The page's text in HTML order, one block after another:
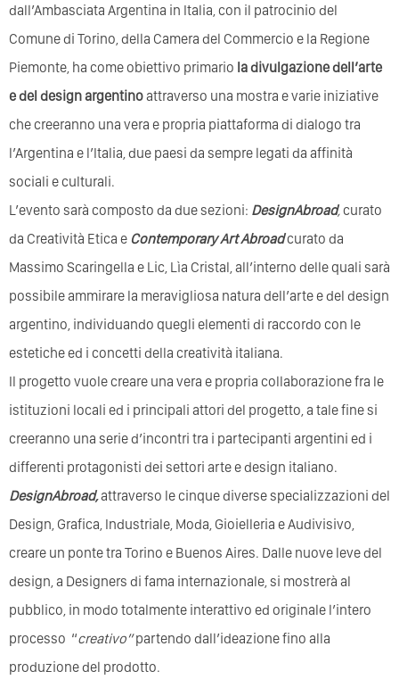
dall’Ambasciata Argentina in Italia, con il patrocinio del
Comune di Torino, della Camera del Commercio e la Regione
Piemonte, ha come obiettivo primario la divulgazione dell’arte
e del design argentinoattraverso una mostra e varie iniziative
che creeranno una vera e propria piattaforma di dialogo tra
l’Argentina e l’Italia, due paesi da sempre legati da affinità
sociali e culturali.
L’evento sarà composto da due sezioni: DesignAbroad,curato
da Creatività Etica e Contemporary Art Abroadcurato da
Massimo Scaringella e Lic, Lìa Cristal, all’interno delle quali sarà
possibile ammirare la meravigliosa natura dell’arte e del design
argentino, individuando quegli elementi di raccordo con le
estetiche ed i concetti della creatività italiana.
Il progetto vuole creare una vera e propria collaborazione fra le
istituzioni locali ed i principali attori del progetto, a tale fine si
creeranno una serie d’incontri tra i partecipanti argentini ed i
differenti protagonisti dei settori arte e design italiano.
DesignAbroad,attraverso le cinque diverse specializzazioni del
Design, Grafica, Industriale, Moda, Gioielleria e Audivisivo,
creare un ponte tra Torino e Buenos Aires. Dalle nuove leve del
design, a Designers di fama internazionale, si mostrerà al
pubblico, in modo totalmente interattivo ed originale l’intero
processo “creativo”partendo dall’ideazione fino alla
produzione del prodotto.